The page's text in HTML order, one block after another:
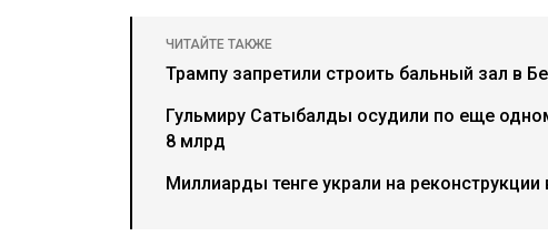
ЧИТАЙТЕ ТАКЖЕ
Трампу запретили строить бальный зал в
Гульмиру Сатыбалды осудили по еще
8 млрд
Миллиарды тенге украли на